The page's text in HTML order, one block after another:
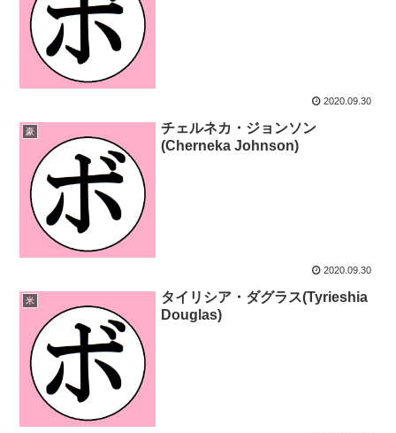
2020.09.30
豪
チェルネカ・ジョンソン
(Cherneka Johnson)
2020.09.30
米
タイリシア・ダグラス(Tyrieshia
Douglas)